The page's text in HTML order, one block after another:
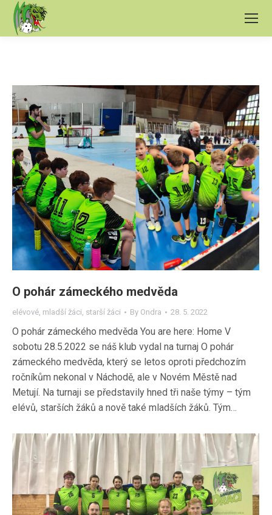
O pohár zámeckého medvěda
elévové, mladší žáci, starší žáci By Ondra 28. 5. 2022
O pohár zámeckého medvěda You are here: Home V
sobotu 28.5.2022 se náš klub vydal na turnaj O pohár
zámeckého medvěda, který se letos oproti předchozím
ročníkům nekonal v Náchodě, ale v Novém Městě nad
Metují. Na turnaji se představily hned tři naše týmy – tým
elévů, starších žáků a nově také mladších žáků. Tým…